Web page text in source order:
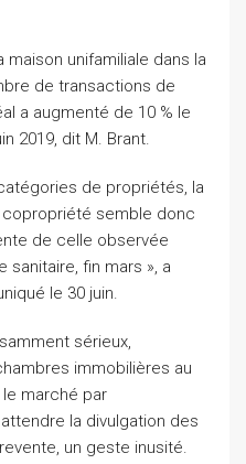
maison unifamiliale dans la
de transactions de
a augmenté de 10 % le
2019, dit M. Brant.
de propriétés, la
semble donc
de celle observée
sanitaire, fin mars », a
le 30 juin.
sérieux,
immobilières au
le marché par
la divulgation des
un geste inusité.